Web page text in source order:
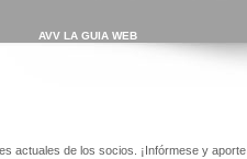
AVV LA GUIA WEB
actuales de los socios. ¡Infórmese y aporte